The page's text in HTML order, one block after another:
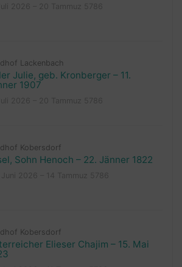
Lackenbach
Julie, geb. Kronberger – 11.
1907
Kobersdorf
Sohn Henoch – 22. Jänner 1822
Kobersdorf
Elieser Chajim – 15. Mai